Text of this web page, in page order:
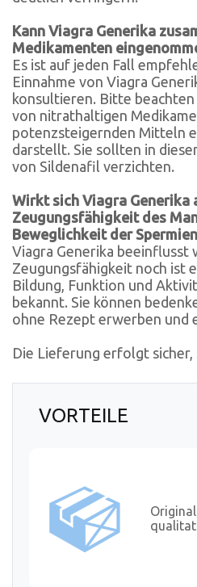
Kann Viagra Generika
Medikamenten
Es ist auf jeden Fall
Einnahme von Viagra
konsultieren. Bitte beachten
von nitrathaltigen
potenzsteigernden Mitteln
darstellt. Sie sollten in
von Sildenafil verzichten.
Wirkt sich Viagra Generika
Zeugungsfähigkeit des
Beweglichkeit der
Viagra Generika beeinflusst
Zeugungsfähigkeit noch ist
Bildung, Funktion und
bekannt. Sie können
ohne Rezept erwerben und
Die Lieferung erfolgt sicher,
VORTEILE